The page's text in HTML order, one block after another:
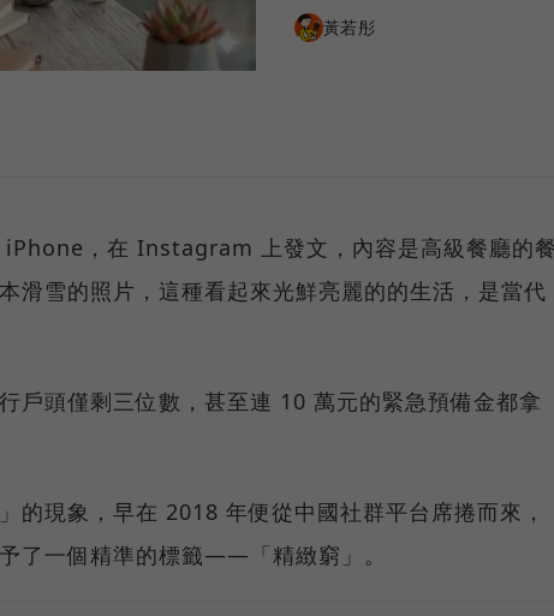
黃若彤
iPhone，在 Instagram 上發文，內容是高級餐廳的
滑雪的照片，這種看起來光鮮亮麗的的生活，是當代
戶頭僅剩三位數，甚至連 10 萬元的緊急預備金都拿
的現象，早在 2018 年便從中國社群平台席捲而來，
了一個精準的標籤——「精緻窮」。